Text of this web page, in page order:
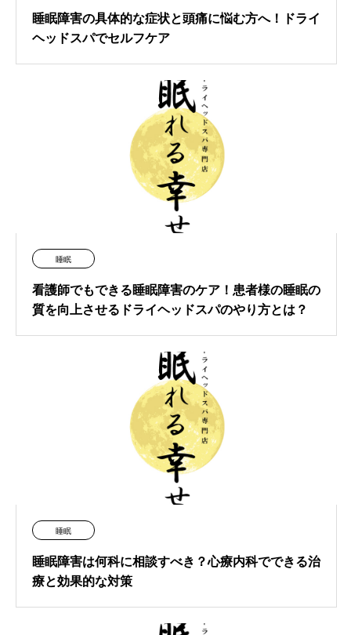
睡眠障害の具体的な症状と頭痛に悩む方へ！ドライ
ヘッドスパでセルフケア
睡眠
看護師でもできる睡眠障害のケア！患者様の睡眠の
質を向上させるドライヘッドスパのやり方とは？
睡眠
睡眠障害は何科に相談すべき？心療内科でできる治
療と効果的な対策